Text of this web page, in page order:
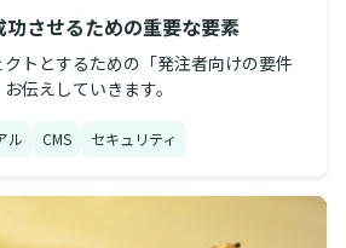
させるための重要な要素
トとするための「発注者向けの要件
伝えしていきます。
ル CMS セキュリティ